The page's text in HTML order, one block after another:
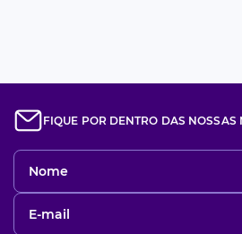
FIQUE POR DENTRO DAS NOSSAS